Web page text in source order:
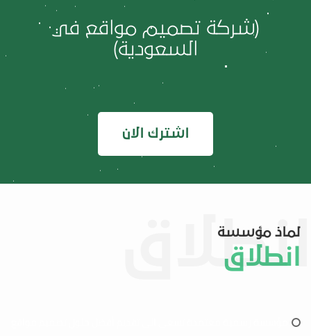
(شركة تصميم مواقع في
السعودية)
اشترك الان
لماذ مؤسسة
انطلاق